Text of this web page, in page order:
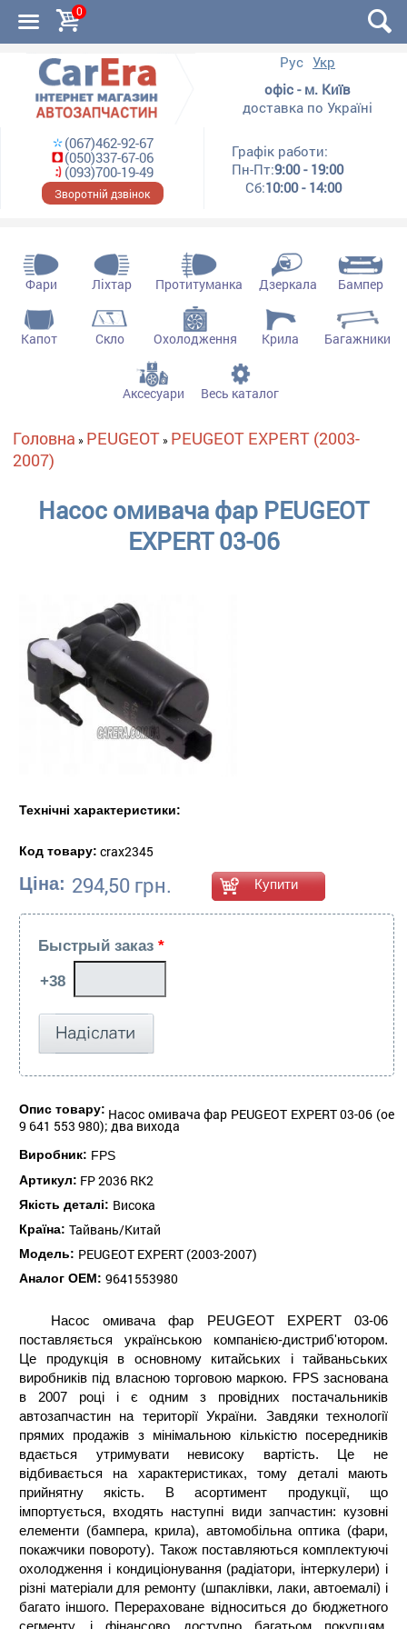
0
Рус Укр
офіс - м. Київ
доставка по Україні
(067)462-92-67
(050)337-67-06
(093)700-19-49
Зворотній дзвінок
Графік работи:
Пн-Пт:9:00 - 19:00
Сб:10:00 - 14:00
Фари Ліхтар Протитуманка Дзеркала Бампер
Капот Скло Охолодження Крила Багажники
Аксесуари Весь каталог
Ви є тут
Головна » PEUGEOT» PEUGEOT EXPERT (2003-
2007)
Насос омивача фар PEUGEOT
EXPERT 03-06
Технічні характеристики:
Код товару: crax2345
Ціна: 294,50 грн.
Быстрый заказ *
Опис товару: Насос омивача фар PEUGEOT EXPERT 03-06 (oe
9 641 553 980); два вихода
Виробник: FPS
Артикул: FP 2036 RK2
Якість деталі: Висока
Країна: Тайвань/Китай
Модель: PEUGEOT EXPERT (2003-2007)
Аналог ОЕМ: 9641553980
Насос омивача фар PEUGEOT EXPERT 03-06
поставляється українською компанією-дистриб'ютором.
Це продукція в основному китайських і тайваньських
виробників під власною торговою маркою. FPS заснована
в 2007 році і є одним з провідних постачальників
автозапчастин на території України. Завдяки технології
прямих продажів з мінімальною кількістю посередників
вдається утримувати невисоку вартість. Це не
відбивається на характеристиках, тому деталі мають
прийнятну якість. В асортимент продукції, що
імпортується, входять наступні види запчастин: кузовні
елементи (бампера, крила), автомобільна оптика (фари,
покажчики повороту). Також поставляються комплектуючі
охолодження і кондиціонування (радіатори, інтеркулери) і
різні матеріали для ремонту (шпаклівки, лаки, автоемалі) і
багато іншого. Перераховане відноситься до бюджетного
сегменту, і фінансово доступно багатьом покупцям.